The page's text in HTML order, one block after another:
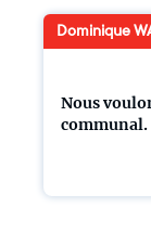
Nous
communal.
Dominique